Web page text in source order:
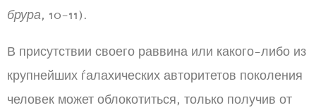
брура, 10-11).
В присутствии своего раввина или какого-либо из
крупнейших ѓалахических авторитетов поколения
человек может облокотиться, только получив от